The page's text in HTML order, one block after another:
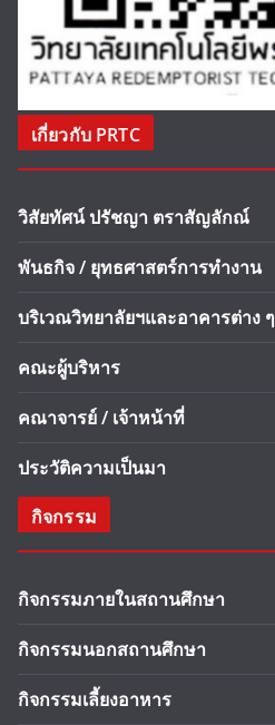
เกี่ยวกับ PRTC
วิสัยทัศน์ ปรัชญา ตราสัญลักณ์
พันธกิจ / ยุทธศาสตร์การทำงาน
บริเวณวิทยาลัยฯและอาคารต่าง ๆ
คณะผู้บริหาร
คณาจารย์ / เจ้าหน้าที่
ประวัติความเป็นมา
กิจกรรม
กิจกรรมภายในสถานศึกษา
กิจกรรมนอกสถานศึกษา
กิจกรรมเลี้ยงอาหาร